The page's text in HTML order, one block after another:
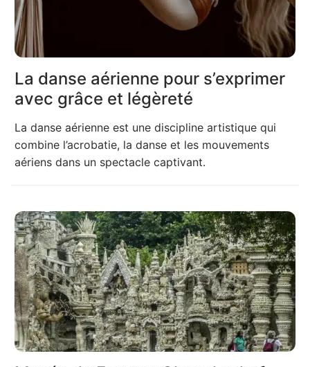
La danse aérienne pour s’exprimer
avec grâce et légèreté
La danse aérienne est une discipline artistique qui
combine l’acrobatie, la danse et les mouvements
aériens dans un spectacle captivant.